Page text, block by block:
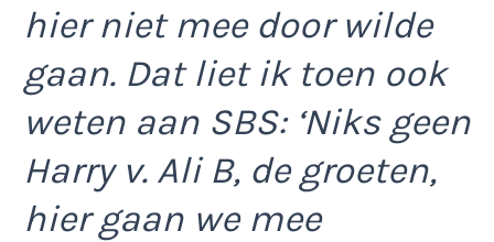
hier niet mee door wilde
gaan. Dat liet ik toen ook
weten aan SBS: ‘Niks geen
Harry v. Ali B, de groeten,
hier gaan we mee